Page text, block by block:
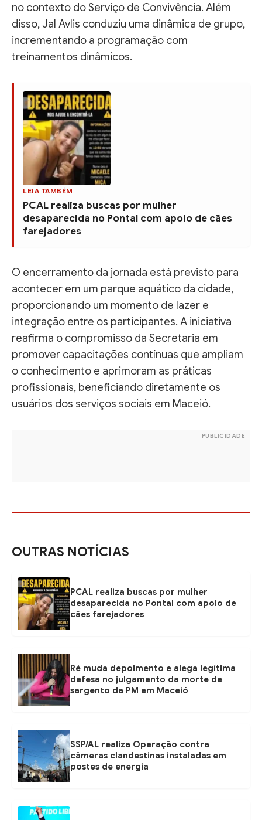
no contexto do Serviço de Convivência. Além
disso, Jal Avlis conduziu uma dinâmica de grupo,
incrementando a programação com
treinamentos dinâmicos.
LEIA TAMBÉM
PCAL realiza buscas por mulher
desaparecida no Pontal com apoio de cães
farejadores
O encerramento da jornada está previsto para
acontecer em um parque aquático da cidade,
proporcionando um momento de lazer e
integração entre os participantes. A iniciativa
reafirma o compromisso da Secretaria em
promover capacitações contínuas que ampliam
o conhecimento e aprimoram as práticas
profissionais, beneficiando diretamente os
usuários dos serviços sociais em Maceió.
PUBLICIDADE
OUTRAS NOTÍCIAS
PCAL realiza buscas por mulher
desaparecida no Pontal com apoio de
cães farejadores
Ré muda depoimento e alega legítima
defesa no julgamento da morte de
sargento da PM em Maceió
SSP/AL realiza Operação contra
câmeras clandestinas instaladas em
postes de energia